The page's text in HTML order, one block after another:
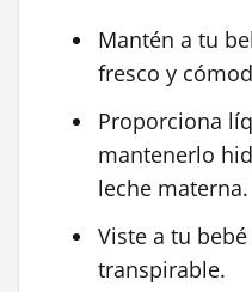
Mantén a tu
fresco y
Proporciona
mantenerlo
leche materna.
Viste a tu
transpirable.